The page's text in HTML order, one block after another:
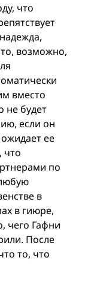
что
возможно,
вместо
не будет
если он
ee
что
по
в
в гиюре,
чего Гафни
После
то, что